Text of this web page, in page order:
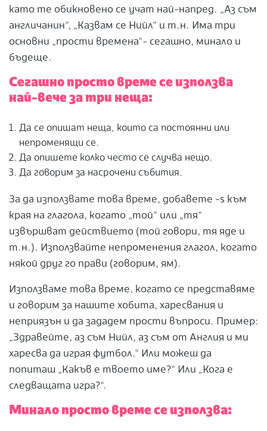
като те обикновено се учат най-напред. „Аз съм
англичанин“, „Казвам се Нийл“ и т.н. Има три
основни „прости времена“- сегашно, минало и
бъдеще.
Сегашно просто време се използва
най-вече за три неща:
Да се ​​опишат неща, които са постоянни или
непроменящи се.
Да опишете колко често се случва нещо.
Да говорим за насрочени събития.
За да използвате това време, добавете -s към
края на глагола, когато „той“ или „тя“
извършват действието (той говори, тя яде и
т.н.). Използвайте непроменения глагол, когато
някой друг го прави (говорим, ям).
Използваме това време, когато се представяме
и говорим за нашите хобита, харесвания и
неприязън и да зададем прости въпроси. Пример:
„Здравейте, аз съм Нийл, аз съм от Англия и ми
харесва да играя футбол.“ Или можеш да
попиташ „Какъв е твоето име?“ Или „Кога е
следващата игра?“.
Минало просто време се използва: